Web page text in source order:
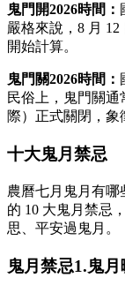
鬼門開2026時間：
嚴格來說，8 月 12
開始計算。
鬼門關2026時間：
民俗上，鬼門關通
際）正式關閉，象
十大鬼月禁忌
農曆七月鬼月有哪
的 10 大鬼月禁忌
思、平安過鬼月。
鬼月禁忌1.鬼